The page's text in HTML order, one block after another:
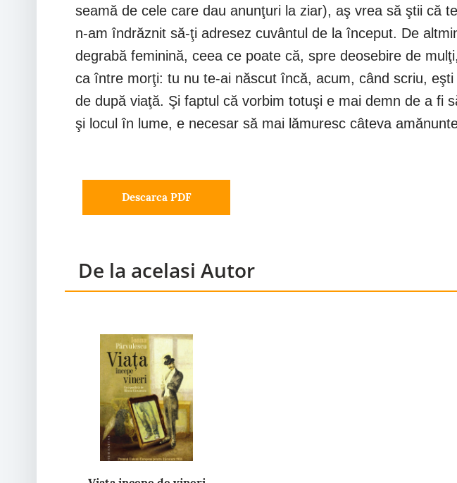
seamă de cele care dau anunţuri la ziar), aş vrea să ştii că
n-am îndrăznit să-ţi adresez cuvântul de la început. De
degrabă feminină, ceea ce poate că, spre deosebire de
ca între morţi: tu nu te-ai născut încă, acum, când scriu,
de după viaţă. Şi faptul că vorbim totuşi e mai demn de a fi
şi locul în lume, e necesar să mai lămuresc câteva
Descarca PDF
De la acelasi Autor